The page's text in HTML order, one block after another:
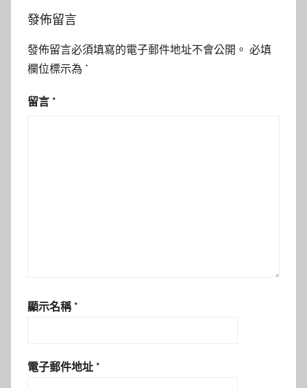
發佈留言
發佈留言必須填寫的電子郵件地址不會公開。 必填
欄位標示為 *
留言 *
顯示名稱 *
電子郵件地址 *